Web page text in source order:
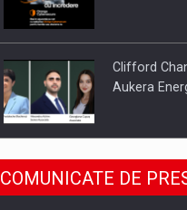
Clifford
Aukera
SAPTE
DE AFACERI,
COMUNICATE DE